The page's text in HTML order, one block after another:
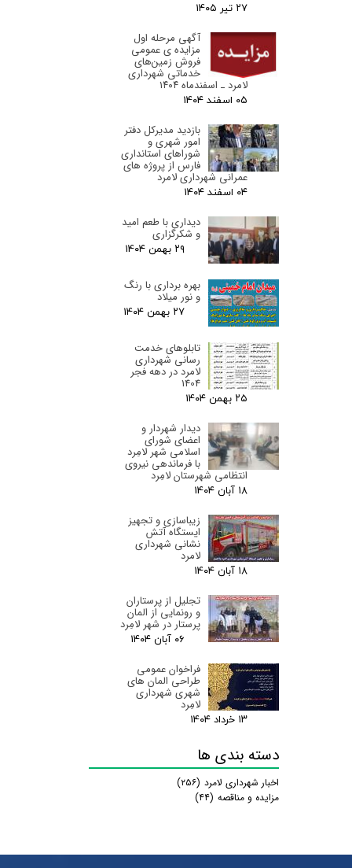
۲۷ تیر ۰۵
آگهی مرحله اول
مزایده ی عمومی
فروش زمین‌های
خدماتی شهرداری
لامرد ـ اسفندماه ۱۴۰۴
۰۵ اسفند ۰۴
بازدید مدیرکل دفتر
امور شهری و
شوراهای استانداری
فارس از پروژه های
عمرانی شهرداری لامرد
۰۴ اسفند ۰۴
دیداری با طعم امید
و شکرگزاری
۲۹ بهمن ۰۴
بهره برداری با رنگ
و نور میلاد
۲۷ بهمن ۰۴
تابلوهای خدمت
رسانی شهرداری
لامرد در دهه فجر
1404
۲۵ بهمن ۰۴
دیدار شهردار و
اعضای شورای
اسلامی شهر لامِرد
با فرماندهی نیروی
انتظامی شهرستان لامِرد
۱۸ آبان ۰۴
زیباسازی و تجهیز
ایستگاه آتش
نشانی شهرداری
لامرد
۱۸ آبان ۰۴
تجلیل از پرستاران
و رونمایی از المان
پرستار در شهر لامِرد
۰۶ آبان ۰۴
فراخوان عمومی
طراحی المان های
شهری شهرداری
لامِرد
۱۳ خرداد ۰۴
دسته بندی ها
اخبار شهرداری لامرد (۲۵۶)
مزایده و مناقصه (۴۴)